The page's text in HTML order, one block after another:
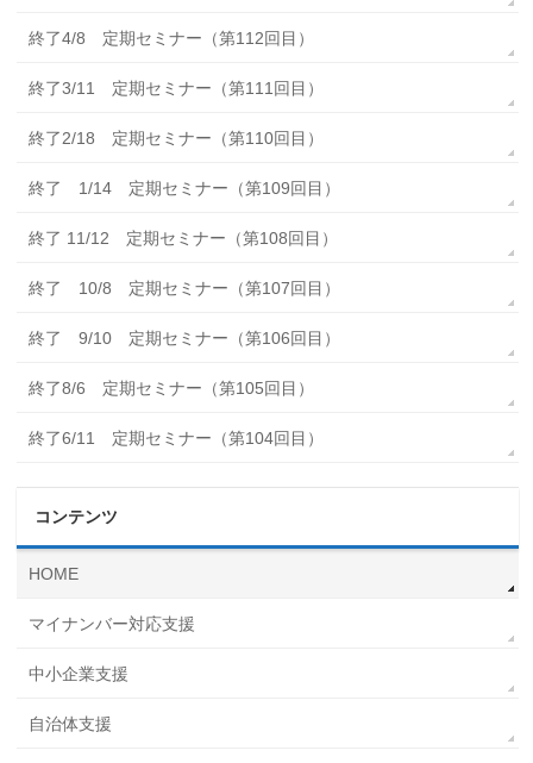
終了4/8 定期セミナー（第112回目）
終了3/11 定期セミナー（第111回目）
終了2/18 定期セミナー（第110回目）
終了 1/14 定期セミナー（第109回目）
終了 11/12 定期セミナー（第108回目）
終了 10/8 定期セミナー（第107回目）
終了 9/10 定期セミナー（第106回目）
終了8/6 定期セミナー（第105回目）
終了6/11 定期セミナー（第104回目）
コンテンツ
HOME
マイナンバー対応支援
中小企業支援
自治体支援